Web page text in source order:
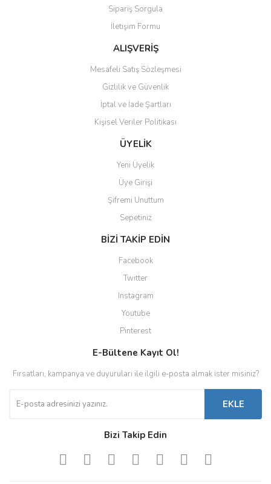
Ürün bilgilerinde hatalar bulunuyor.
Ürün fiyatı diğer sitelerden daha pahalı.
Bu ürüne benzer farklı alternatifler olmalı.
Gönder
Sipariş Sorgula
İletişim Formu
ALIŞVERİŞ
Mesafeli Satış Sözleşmesi
Gizlilik ve Güvenlik
İptal ve İade Şartları
Kişisel Veriler Politikası
ÜYELİK
Yeni Üyelik
Üye Girişi
Şifremi Unuttum
Sepetiniz
BİZİ TAKİP EDİN
Facebook
Twitter
Instagram
Youtube
Pinterest
E-Bültene Kayıt Ol!
Fırsatları, kampanya ve duyuruları ile ilgili e-posta almak ister misiniz?
EKLE
Bizi Takip Edin